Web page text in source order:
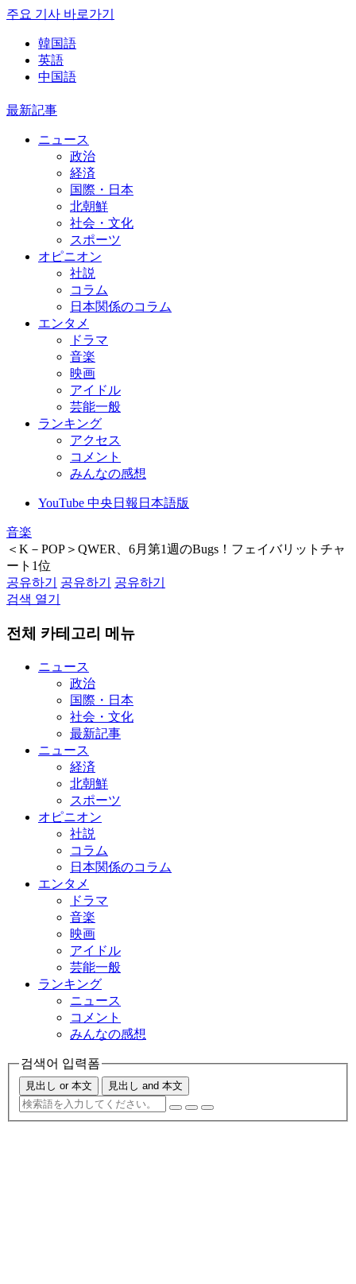
주요 기사 바로가기
韓国語
英語
中国語
最新記事
ニュース
政治
経済
国際・日本
北朝鮮
社会・文化
スポーツ
オピニオン
社説
コラム
日本関係のコラム
エンタメ
ドラマ
音楽
映画
アイドル
芸能一般
ランキング
アクセス
コメント
みんなの感想
YouTube 中央日報日本語版
音楽
＜K－POP＞QWER、6月第1週のBugs！フェイバリットチャ
ート1位
공유하기
공유하기
공유하기
검색 열기
전체 카테고리 메뉴
ニュース
政治
国際・日本
社会・文化
最新記事
ニュース
経済
北朝鮮
スポーツ
オピニオン
社説
コラム
日本関係のコラム
エンタメ
ドラマ
音楽
映画
アイドル
芸能一般
ランキング
ニュース
コメント
みんなの感想
검색어 입력폼
見出し or 本文 見出し and 本文